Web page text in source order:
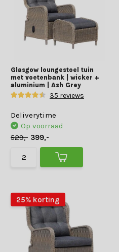
Glasgow loungestoel tuin
met voetenbank | wicker +
aluminium | Ash Grey
35 reviews
Deliverytime
Op voorraad
529,- 399,-
25% korting